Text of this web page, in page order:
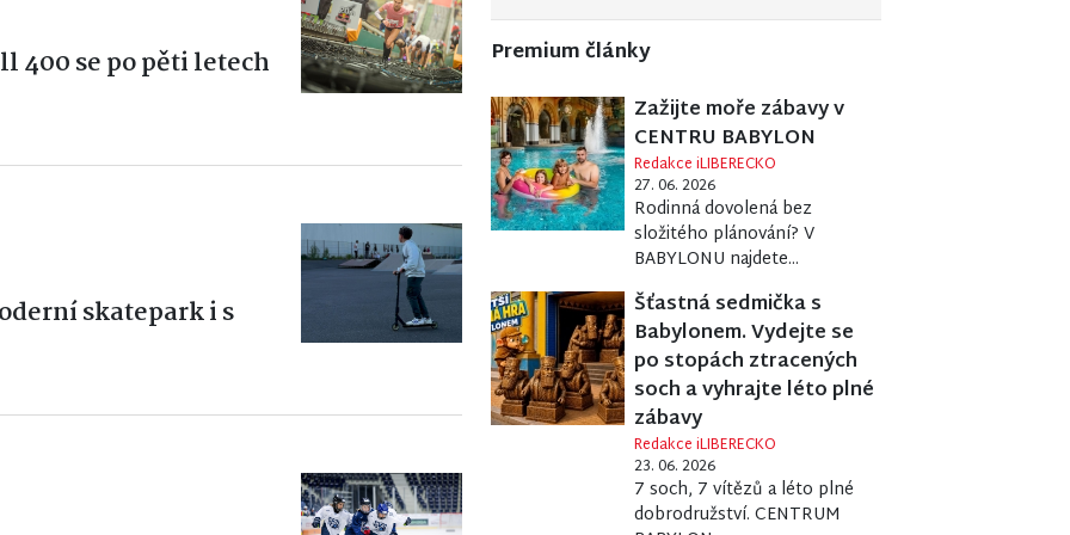
400 se po pěti letech
skatepark i s
Premium články
Zažijte moře zábavy v
CENTRU BABYLON
Redakce iLIBERECKO
27. 06. 2026
Rodinná dovolená bez
složitého plánování? V
BABYLONU najdete...
Šťastná sedmička s
Babylonem. Vydejte se
po stopách ztracených
soch a vyhrajte léto plné
zábavy
Redakce iLIBERECKO
23. 06. 2026
7 soch, 7 vítězů a léto plné
dobrodružství. CENTRUM